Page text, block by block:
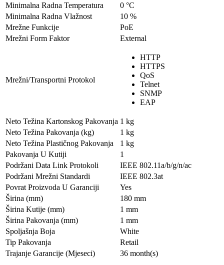
Minimalna Radna Temperatura
0 °C
Minimalna Radna Vlažnost
10 %
Mrežne Funkcije
PoE
Mrežni Form Faktor
External
Mrežni/Transportni Protokol
HTTP
HTTPS
QoS
Telnet
SNMP
EAP
Neto Težina Kartonskog Pakovanja 1 kg
Neto Težina Pakovanja (kg)
1 kg
Neto Težina Plastičnog Pakovanja
1 kg
Pakovanja U Kutiji
1
Podržani Data Link Protokoli
IEEE 802.11a/b/g/n/ac
Podržani Mrežni Standardi
IEEE 802.3at
Povrat Proizvoda U Garanciji
Yes
Širina (mm)
180 mm
Širina Kutije (mm)
1 mm
Širina Pakovanja (mm)
1 mm
Spoljašnja Boja
White
Tip Pakovanja
Retail
Trajanje Garancije (Mjeseci)
36 month(s)